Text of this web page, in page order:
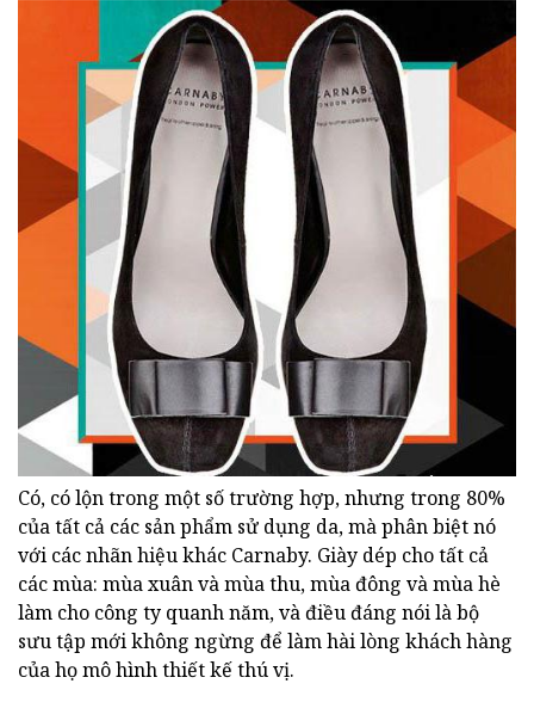
Có, có lộn trong một số trường hợp, nhưng trong 80%
của tất cả các sản phẩm sử dụng da, mà phân biệt nó
với các nhãn hiệu khác Carnaby. Giày dép cho tất cả
các mùa: mùa xuân và mùa thu, mùa đông và mùa hè
làm cho công ty quanh năm, và điều đáng nói là bộ
sưu tập mới không ngừng để làm hài lòng khách hàng
của họ mô hình thiết kế thú vị.